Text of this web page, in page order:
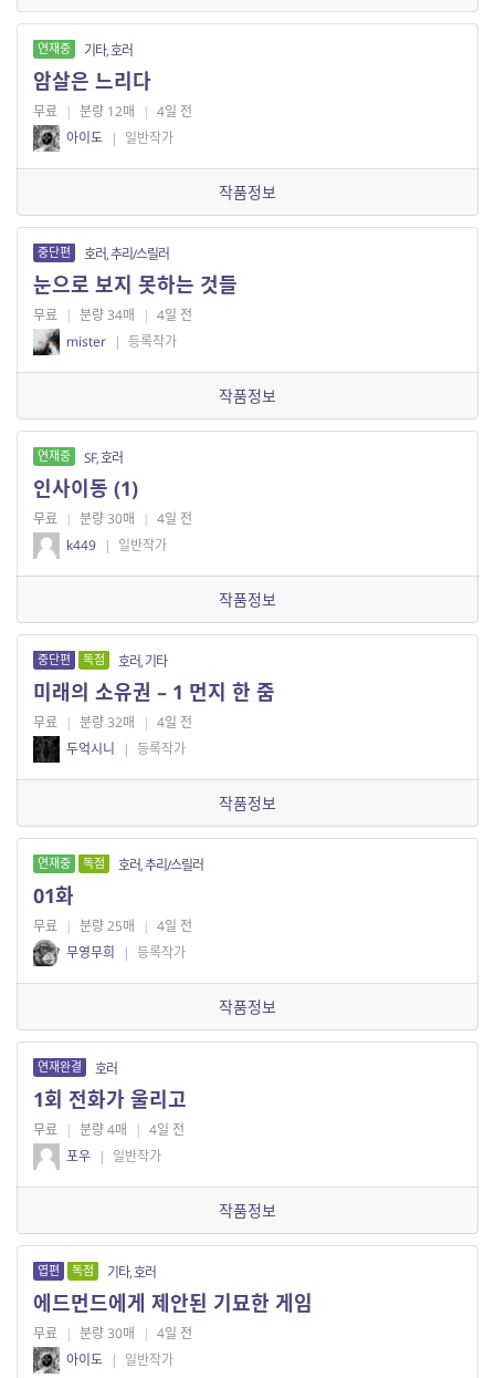
연재중 기타, 호러
암살은 느리다
무료 | 분량 12매 | 4일 전
아이도 | 일반작가
작품정보
중단편 호러, 추리/스릴러
눈으로 보지 못하는 것들
무료 | 분량 34매 | 4일 전
mister | 등록작가
작품정보
연재중 SF, 호러
인사이동 (1)
무료 | 분량 30매 | 4일 전
k449 | 일반작가
작품정보
중단편 독점 호러, 기타
미래의 소유권 – 1 먼지 한 줌
무료 | 분량 32매 | 4일 전
두억시니
| 등록작가
작품정보
연재중 독점 호러, 추리/스릴러
01화
무료 | 분량 25매 | 4일 전
무영무희
| 등록작가
작품정보
연재완결 호러
1회 전화가 울리고
무료 | 분량 4매 | 4일 전
포우 | 일반작가
작품정보
엽편 독점 기타, 호러
에드먼드에게 제안된 기묘한 게임
무료 | 분량 30매 | 4일 전
아이도 | 일반작가